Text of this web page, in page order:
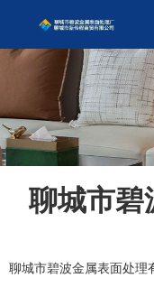
聊城市碧
聊城市碧波金属表面处理